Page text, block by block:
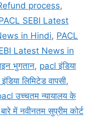
process,
SEBI Latest
in Hindi, PACL
Latest News in
भुगतान, pacl इंडिया
लिमिटेड वापसी,
उच्चतम न्यायालय के
में नवीनतम सुप्रीम कोर्ट